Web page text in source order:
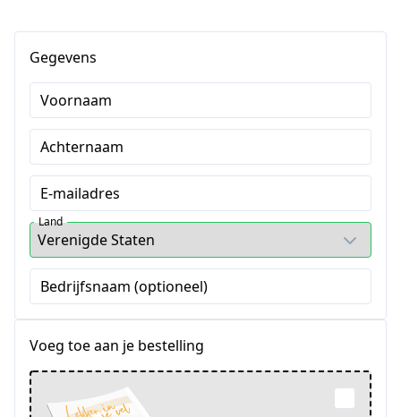
Gegevens
Voornaam
Achternaam
E-mailadres
Land
Bedrijfsnaam (optioneel)
Voeg toe aan je bestelling